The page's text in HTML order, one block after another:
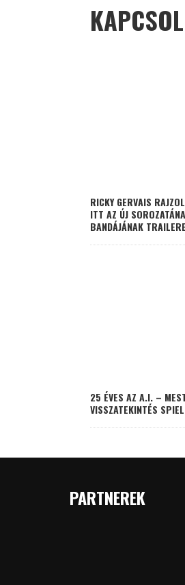
RICKY GERVAIS
ITT AZ ÚJ
BANDÁJÁNAK TRAILERE
25 ÉVES AZ A.I. –
VISSZATEKINTÉS
PARTNEREK